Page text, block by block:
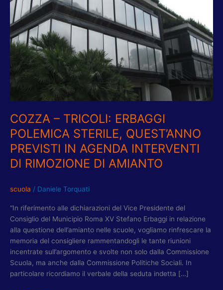
COZZA – TRICOLI: ERBAGGI
POLEMICA STERILE, QUEST’ANNO
PREVISTI IN AGENDA INTERVENTI
DI RIMOZIONE DI AMIANTO
scuola / Daniele Torquati
“In riferimento alle dichiarazioni del Vice Presidente del
Consiglio del Municipio Roma XV Stefano Erbaggi in relazione
alla questione dell’amianto nelle scuole, vogliamo rinfrescare la
memoria del consigliere rammentandogli le tante riunioni
incentrate sull’argomento e svolte non solo dalla Commissione
Scuola, ma anche dalla Commissione Politiche Sociali. In
particolare ricordiamo il verbale della seduta indetta […]
STERILE,
QUEST’ANNO
PREVISTI
IN
AGENDA
INTERVENTI
RIMOZIONE